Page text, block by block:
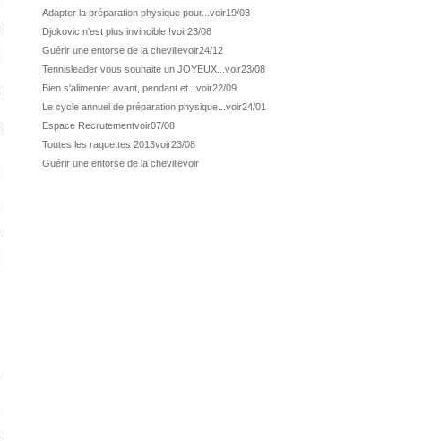
Adapter la préparation physique pour... voir19/03
Djokovic n'est plus invincible !voir23/08
Guérir une entorse de la chevillevoir24/12
Tennisleader vous souhaite un JOYEUX... voir23/08
Bien s'alimenter avant, pendant et... voir22/09
Le cycle annuel de préparation physique... voir24/01
Espace Recrutementvoir07/08
Toutes les raquettes 2013voir23/08
Guérir une entorse de la chevillevoir